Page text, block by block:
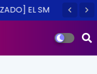
EL SM